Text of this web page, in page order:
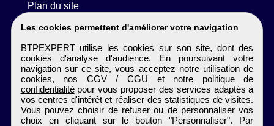
Les cookies permettent d'améliorer votre navigation
BTPEXPERT utilise les cookies sur son site, dont des
cookies d'analyse d'audience. En poursuivant votre
navigation sur ce site, vous acceptez notre utilisation de
cookies, nos CGV / CGU et notre politique de
confidentialitépour vous proposer des services adaptés à
vos centres d'intérêt et réaliser des statistiques de visites.
Vous pouvez choisir de refuser ou de personnaliser vos
choix en cliquant sur le bouton "Personnaliser". Par
Plan du site